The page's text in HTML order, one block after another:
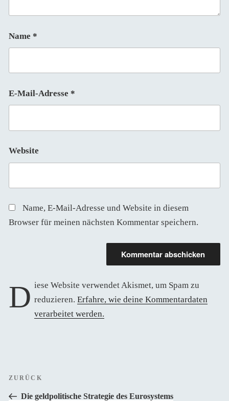
Name *
E-Mail-Adresse *
Website
Name, E-Mail-Adresse und Website in diesem
Browser für meinen nächsten Kommentar speichern.
Diese Website verwendet Akismet, um Spam zu reduzieren.Erfahre, wie deine Kommentardaten
verarbeitet werden.
Beitragsnavigation
Vorheriger
Beitrag
ZURÜCK
Die geldpolitische Strategie des Eurosystems